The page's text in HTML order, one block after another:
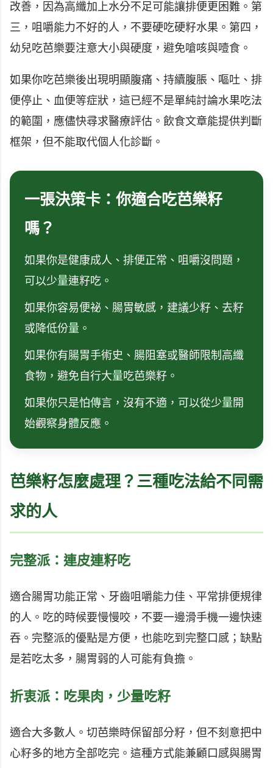
改善，因為高纖加上水分不足可能讓排便更困難。第
三，咀嚼能力不好的人，不要硬吃硬籽水果。第四，
幼兒吃芭樂要注意大小與硬度，避免嗆咳與噎食。
如果你吃芭樂後出現明顯腹痛、持續腹脹、嘔吐、排
便停止、血便等症狀，這已經不是單純討論水果吃法
的範圍，應儘快尋求醫療評估。飲食文章能提供判斷
框架，但不能取代個人化診斷。
一張決策卡：你適合吃芭樂籽
嗎？
如果你是健康成人、排便正常、咀嚼沒問題，
可以少量連籽吃。
如果你容易便祕、腸胃敏感，建議少籽、去籽
或降低份量。
如果你有腸胃手術史、腸阻塞或醫師限制高纖
食物，避免自行大量吃芭樂籽。
如果你只是怕傳言，沒有不適，可以從少量開
始觀察身體反應。
芭樂籽怎麼處理？三種吃法給不同需
求的人
完整派：連皮連籽吃
適合腸胃功能正常、牙齒咀嚼能力佳、平常排便規律
的人。吃的時候要慢慢咬，不要一邊滑手機一邊快速
吞。完整派的優點是方便，也能吃到完整口感；缺點
是若吃太多，腸胃弱的人可能有負擔。
折衷派：吃果肉，少量吃籽
適合大多數人。切芭樂時保留部分籽，但不刻意把中
心籽多的地方全部吃完。這種方式能兼顧口感與腸胃